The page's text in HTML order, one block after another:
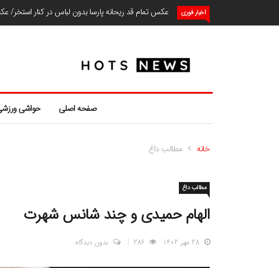
اخبار فوری عکس تمام قد ریحانه پارسا بدون لباس در کنار استخر/
صفحه اصلی حواشی
خانه مطالب داغ
مطالب داغ
الهام حمیدی و چند شانس شهرت
28 مهر, 1402 بدون دیدگاه